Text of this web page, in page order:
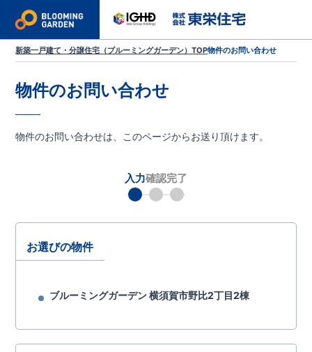
新築一戸建て・分譲住宅（ブルーミングガーデン）TOP物件のお問い合わせ
物件のお問い合わせ
物件のお問い合わせは、このページからお送り頂けます。
お選びの物件
ブルーミングガーデン 横須賀市野比2丁目2棟
入力確認完了